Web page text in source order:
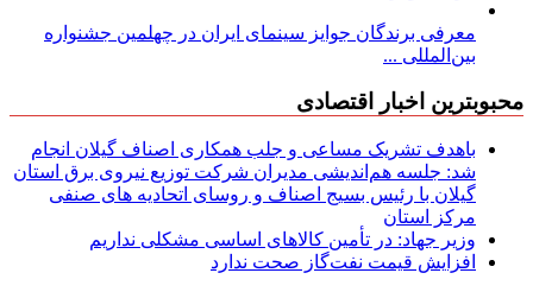
معرفی برندگان جوایز سینمای ایران در چهلمین جشنواره
بین‌المللی ...
محبوبترین اخبار اقتصادی
باهدف تشریک مساعی و جلب همکاری اصناف گیلان انجام
شد: جلسه هم‌اندیشی مدیران شركت توزیع نیروی برق استان
گیلان با رئیس بسیج اصناف و روسای اتحادیه های صنفی
مركز استان
وزیر جهاد: در تأمین کالاهای اساسی مشکلی نداریم
افزایش قیمت نفت‌گاز صحت ندارد